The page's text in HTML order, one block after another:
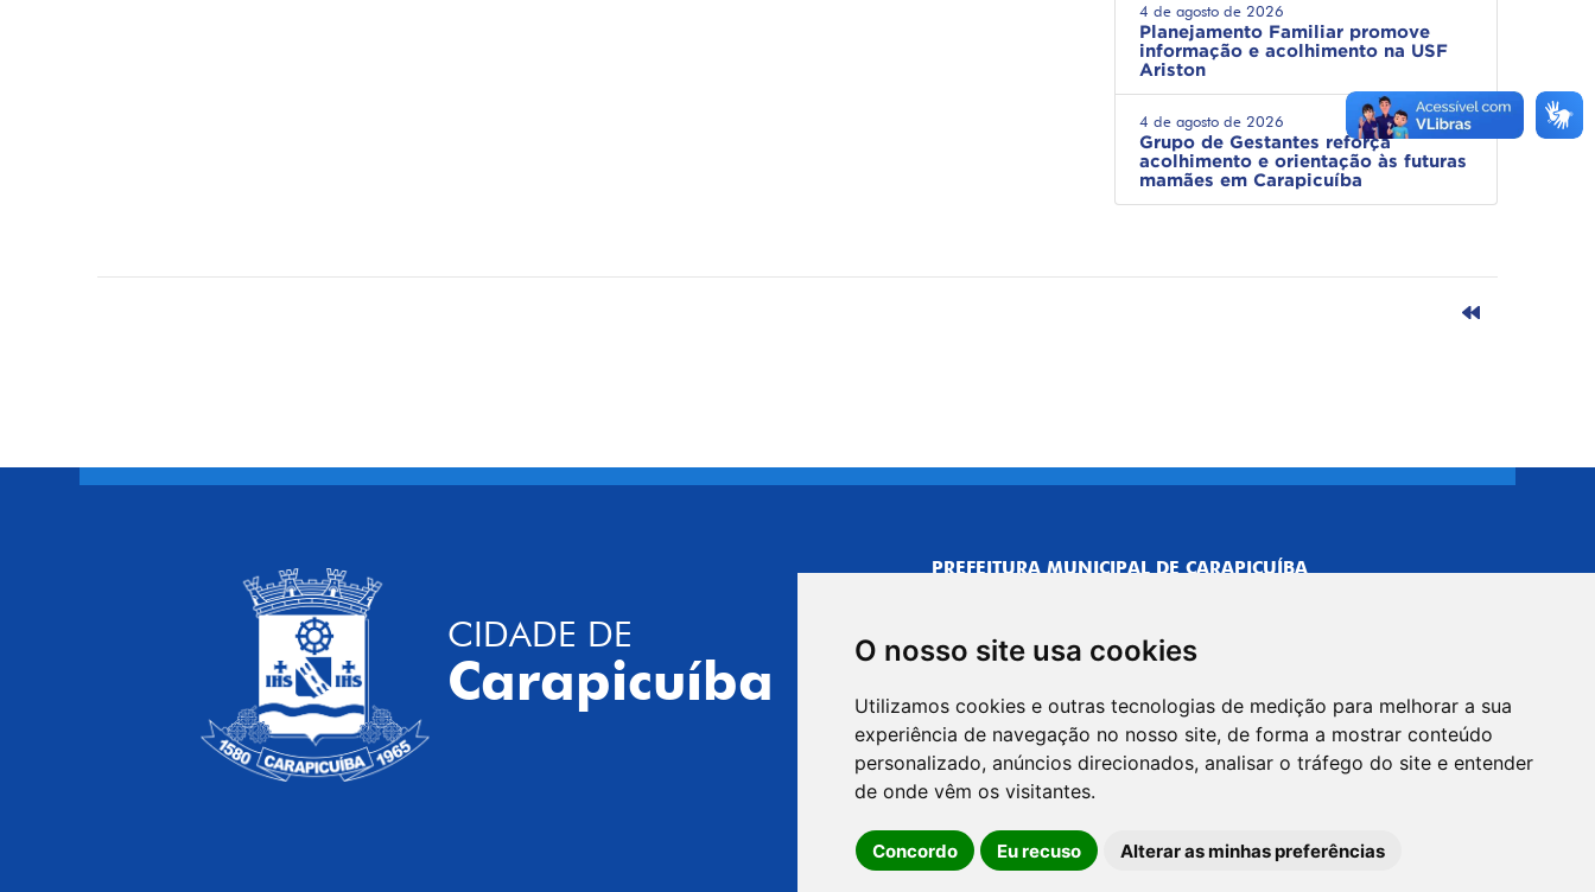
O nosso site usa cookies
Utilizamos cookies e outras tecnologias de medição para melhorar a sua
experiência de navegação no nosso site, de forma a mostrar conteúdo
personalizado, anúncios direcionados, analisar o tráfego do site e entender
de onde vêm os visitantes.
Concordo Eu recuso Alterar as minhas preferências
4 de agosto de 2026
Planejamento Familiar promove
informação e acolhimento na USF
Ariston
4 de agosto de 2026
Grupo de Gestantes reforça
acolhimento e orientação às futuras
mamães em Carapicuíba
CIDADE DE
Carapicuíba
PREFEITURA MUNICIPAL DE CARAPICUÍBA
CENTRO ADMINISTRATIVO
R. Joaquim das Neves, 211 - Vila Caldas, Carapicuíba/SP
Telefone: 4164-5500
GABINETE DO PREFEITO
R. Joaquim das Neves, 205 - Vila Caldas, Carapicuíba/SP
CEP: 06310-030, Brasil